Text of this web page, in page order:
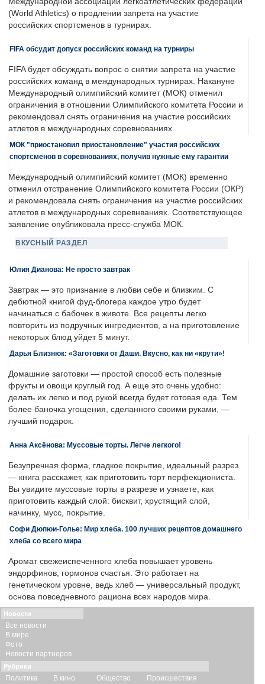
(World Athletics) о продлении запрета на участие
российских спортсменов в турнирах.
FIFA обсудит допуск российских команд на турниры
FIFA будет обсуждать вопрос о снятии запрета на участие
российских команд в международных турнирах. Накануне
Международный олимпийский комитет (МОК) отменил
ограничения в отношении Олимпийского комитета России и
рекомендовал снять ограничения на участие российских
атлетов в международных соревнованиях.
МОК "приостановил приостановление" участия российских
спортсменов в соревнованиях, получив нужные ему гарантии
Международный олимпийский комитет (МОК) временно
отменил отстранение Олимпийского комитета России (ОКР)
и рекомендовала снять ограничения на участие российских
атлетов в международных соревнваниях. Соответствующее
заявление опубликовала пресс-служба МОК.
ВКУСНЫЙ РАЗДЕЛ
Юлия Дианова: Не просто завтрак
Завтрак — это признание в любви себе и близким. С
дебютной книгой фуд-блогера каждое утро будет
начинаться с бабочек в животе. Все рецепты легко
повторить из подручных ингредиентов, а на приготовление
некоторых блюд уйдет 5 минут.
Дарья Близнюк: «Заготовки от Даши. Вкусно, как ни «крути»!
Домашние заготовки — простой способ есть полезные
фрукты и овощи круглый год. А еще это очень удобно:
делать их легко и под рукой всегда будет готовая еда. Тем
более баночка угощения, сделанного своими руками, —
лучший подарок.
Анна Аксёнова: Муссовые торты. Легче легкого!
Безупречная форма, гладкое покрытие, идеальный разрез
— книга расскажет, как приготовить торт перфекциониста.
Вы увидите муссовые торты в разрезе и узнаете, как
приготовить каждый слой: бисквит, хрустящий слой,
начинку, мусс, покрытие.
Софи Дюпюи-Голье: Мир хлеба. 100 лучших рецептов домашнего
хлеба со всего мира
Аромат свежеиспеченного хлеба повышает уровень
эндорфинов, гормонов счастья. Это работает на
генетическом уровне, ведь хлеб — универсальный продукт,
основа повседневного рациона всех народов мира.
Новости
Все новости
В мире
Фото
Новости партнеров
Рубрики
Политика
В кино
Общество
Происшествия